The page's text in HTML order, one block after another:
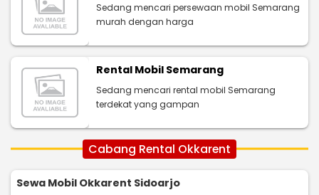
Sedang mencari persewaan mobil Semarang
murah dengan harga
Rental Mobil Semarang
Sedang mencari rental mobil Semarang
terdekat yang gampan
Cabang Rental Okkarent
Sewa Mobil Okkarent Sidoarjo